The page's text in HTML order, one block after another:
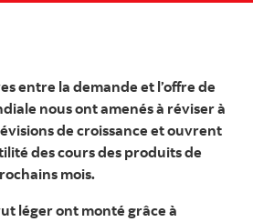
entre la demande et l’offre de
nous ont amenés à réviser à
de croissance et ouvrent
des cours des produits de
mois.
léger ont monté grâce à